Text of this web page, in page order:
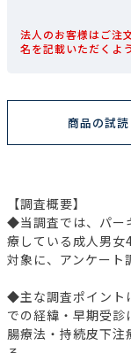
法人のお客様はご注
名を記載いただくよ
商品の試
【調査概要】
◆当調査では、パー
療している成人男
対象に、アンケート
◆主な調査ポイント
での経緯・早期受
腸療法・持続皮下